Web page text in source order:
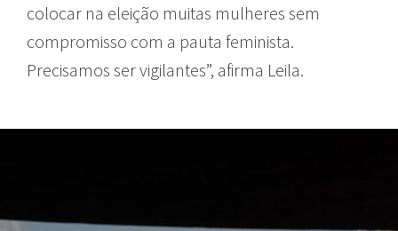
colocar na eleição muitas mulheres sem
compromisso com a pauta feminista.
Precisamos ser vigilantes”, afirma Leila.